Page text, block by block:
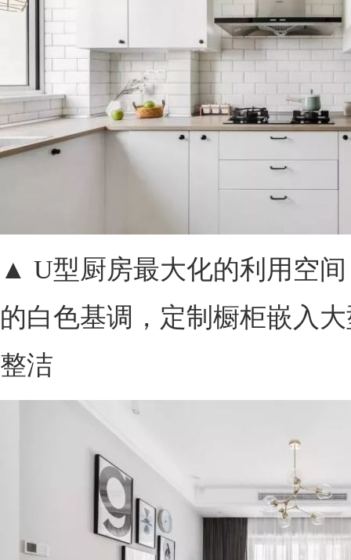
▲ U型厨房最大化的利用空
的白色基调，定制橱柜嵌入
整洁